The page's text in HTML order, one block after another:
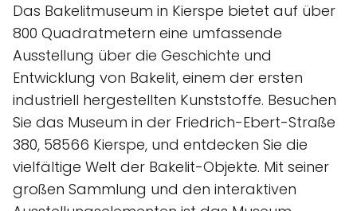
Das Bakelitmuseum in Kierspe bietet auf über
800 Quadratmetern eine umfassende
Ausstellung über die Geschichte und
Entwicklung von Bakelit, einem der ersten
industriell hergestellten Kunststoffe. Besuchen
Sie das Museum in der Friedrich-Ebert-Straße
380, 58566 Kierspe, und entdecken Sie die
vielfältige Welt der Bakelit-Objekte. Mit seiner
großen Sammlung und den interaktiven